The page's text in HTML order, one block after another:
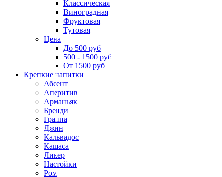
Классическая
Виноградная
Фруктовая
Тутовая
Цена
До 500 руб
500 - 1500 руб
От 1500 руб
Крепкие напитки
Абсент
Аперитив
Арманьяк
Бренди
Граппа
Джин
Кальвадос
Кашаса
Ликер
Настойки
Ром